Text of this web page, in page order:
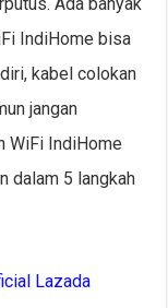
IndiHome bisa
kabel colokan
jangan
WiFi IndiHome
dalam 5 langkah
Lazada